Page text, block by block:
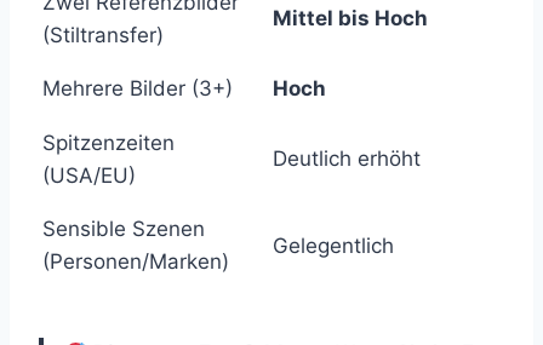
(Stiltransfer)
Mittel bis Hoch
Mehrere Bilder (3+) Hoch
Spitzenzeiten
(USA/EU)
Deutlich erhöht
Sensible Szenen
(Personen/Marken)
Gelegentlich